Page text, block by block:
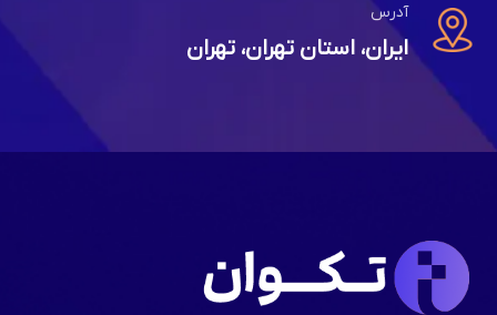
آدرس
ایران، استان تهران، تهران